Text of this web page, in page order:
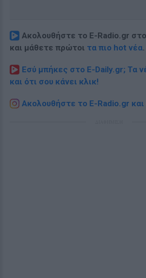
Ακολουθήστε το E-Radio.gr στο
και μάθετε πρώτοι τα πιο hot νέα.
Εσύ μπήκες στο E-Daily.gr; Τα
και ότι σου κάνει κλικ!
Ακολουθήστε το E-Radio.gr